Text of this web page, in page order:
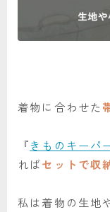
着物に合わせた
『きものキーパ
ればセットで収
私は着物の生地